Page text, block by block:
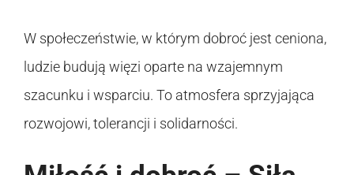
W społeczeństwie, w którym dobroć jest ceniona,
ludzie budują więzi oparte na wzajemnym
szacunku i wsparciu. To atmosfera sprzyjająca
rozwojowi, tolerancji i solidarności.